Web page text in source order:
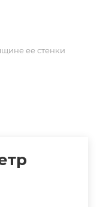
ее стенки